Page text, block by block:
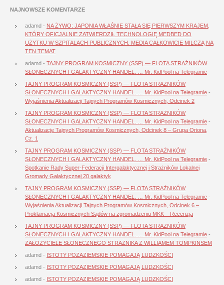
NAJNOWSZE KOMENTARZE
adamd - NA ŻYWO: JAPONIA WŁAŚNIE STAŁA SIĘ PIERWSZYM KRAJEM,
KTÓRY OFICJALNIE ZATWIERDZIŁ TECHNOLOGIĘ MEDBED DO
UŻYTKU W SZPITALACH PUBLICZNYCH. MEDIA CAŁKOWICIE MILCZĄ NA
TEN TEMAT
adamd - TAJNY PROGRAM KOSMICZNY (SSP) — FLOTA STRAŻNIKÓW
SŁONECZNYCH I GALAKTYCZNY HANDEL. … Mr. KidPool na Telegramie
TAJNY PROGRAM KOSMICZNY (SSP) — FLOTA STRAŻNIKÓW
SŁONECZNYCH I GALAKTYCZNY HANDEL. … Mr. KidPool na Telegramie -
Wyjaśnienia Aktualizacji Tajnych Programów Kosmicznych, Odcinek 2
TAJNY PROGRAM KOSMICZNY (SSP) — FLOTA STRAŻNIKÓW
SŁONECZNYCH I GALAKTYCZNY HANDEL. … Mr. KidPool na Telegramie -
Aktualizacje Tajnych Programów Kosmicznych, Odcinek 8 – Grupa Oriona,
Cz. 1
TAJNY PROGRAM KOSMICZNY (SSP) — FLOTA STRAŻNIKÓW
SŁONECZNYCH I GALAKTYCZNY HANDEL. … Mr. KidPool na Telegramie -
Spotkanie Rady Super-Federacji Intergalaktycznej i Strażników Lokalnej
Gromady Galaktycznej 20 galaktyk
TAJNY PROGRAM KOSMICZNY (SSP) — FLOTA STRAŻNIKÓW
SŁONECZNYCH I GALAKTYCZNY HANDEL. … Mr. KidPool na Telegramie -
Wyjaśnienia Aktualizacji Tajnych Programów Kosmicznych, Odcinek 6 –
Proklamacja Kosmicznych Sądów na zgromadzeniu MKK – Recenzja
TAJNY PROGRAM KOSMICZNY (SSP) — FLOTA STRAŻNIKÓW
SŁONECZNYCH I GALAKTYCZNY HANDEL. … Mr. KidPool na Telegramie -
ZAŁOŻYCIELE SŁONECZNEGO STRAŻNIKA Z WILLIAMEM TOMPKINSEM
adamd - ISTOTY POZAZIEMSKIE POMAGAJĄ LUDZKOŚCI
adamd - ISTOTY POZAZIEMSKIE POMAGAJĄ LUDZKOŚCI
adamd - ISTOTY POZAZIEMSKIE POMAGAJĄ LUDZKOŚCI